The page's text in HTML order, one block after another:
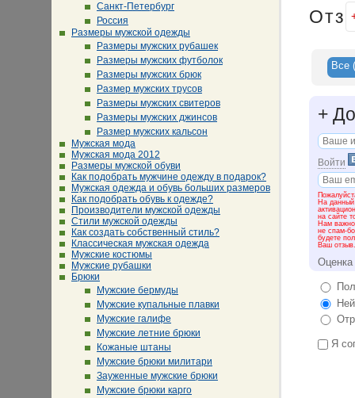
Санкт-Петербург
Россия
Размеры мужской одежды
Размеры мужских рубашек
Размеры мужских футболок
Размеры мужских брюк
Размер мужских трусов
Размеры мужских свитеров
Размеры мужских джинсов
Размер мужских кальсон
Мужская мода
Мужская мода 2012
Размеры мужской обуви
Как подобрать мужчине одежду в подарок?
Мужская одежда и обувь больших размеров
Как подобрать обувь к одежде?
Производители мужской одежды
Стили мужской одежды
Как создать собственный стиль?
Классическая мужская одежда
Мужские костюмы
Мужские рубашки
Брюки
Мужские бермуды
Мужские купальные плавки
Мужские галифе
Мужские летние брюки
Кожаные штаны
Мужские брюки милитари
Зауженные мужские брюки
Мужские брюки карго
Все
+
Войти
На данный
на сайте
Нам важно
не спам-
будете
Ваш отзыв.
Оценка
Я